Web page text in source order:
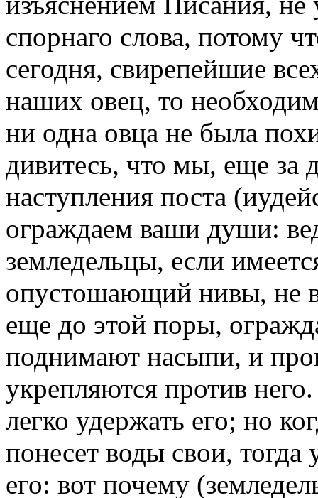
спорнаго слова, потому
сегодня, свирепейшие
наших овец, то
ни одна овца не была
дивитесь, что мы, еще за
наступления поста
ограждаем ваши души:
земледельцы, если
опустошающий нивы, не
еще до этой поры,
поднимают насыпи, и
укрепляются против
легко удержать его; но
понесет воды свои, тогда
его: вот почему